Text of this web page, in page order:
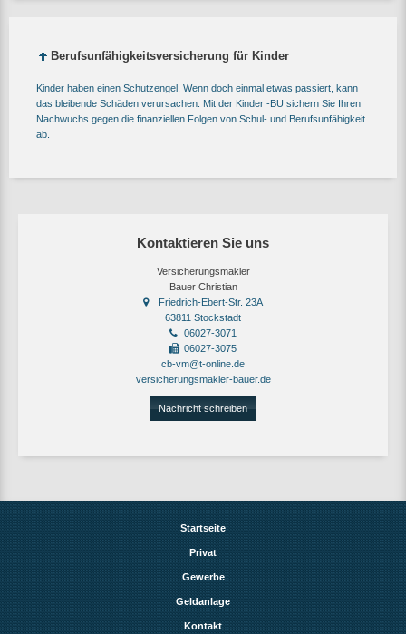
Kontaktieren Sie uns
Versicherungsmakler
Bauer Christian
Friedrich-Ebert-Str. 23A
63811 Stockstadt
06027-3071
06027-3075
cb-vm@t-online.de
versicherungsmakler-bauer.de
Nachricht schreiben
Berufsunfähigkeitsversicherung für Kinder
Kinder haben einen Schutzengel. Wenn doch einmal etwas passiert, kann
das bleibende Schäden verursachen. Mit der Kinder -BU sichern Sie Ihren
Nachwuchs gegen die finanziellen Folgen von Schul- und Berufsunfähigkeit
ab.
Startseite
Privat
Gewerbe
Geldanlage
Kontakt